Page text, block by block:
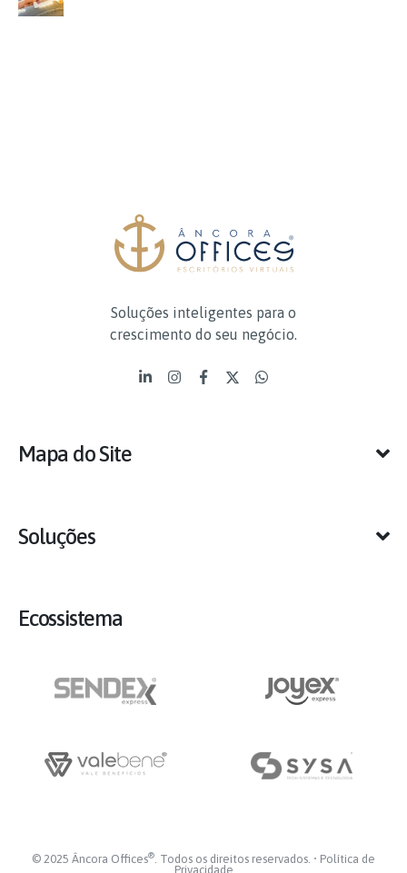
Soluções inteligentes para o
crescimento do seu negócio.
Mapa do Site
Soluções
Ecossistema
© 2025 Âncora Offices® . Todos os direitos reservados. • Política de
Privacidade